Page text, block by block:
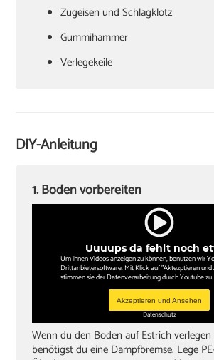
Zugeisen und Schlagklotz
Gummihammer
Verlegekeile
Akkuschrauber
Stichsäge und Kappsäge
Bleistift
DIY-Anleitung
Uuuups da fehlt noch
Um ihnen Videos anzeigen zu können, benutzen wir
Drittanbietersoftware. Mit Klick auf "Aktezptieren und
stimmen sie der Datenverarbeitung durch Youtube zu.
Akzeptieren und Ansehen
Datenschutz
1. Boden vorbereiten
Wenn du den Boden auf Estrich
benötigst du eine Dampfbremse. Lege